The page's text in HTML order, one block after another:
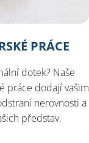
PRÁCE
dotek? Naše
práce dodají vašim
nerovnosti a
představ.